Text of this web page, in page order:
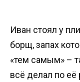
Иван стоял у
борщ, запах
«тем самым» –
всё делал по её